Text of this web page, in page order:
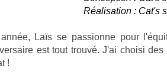
Réalisation : Cat's
Laïs se passionne pour
est tout trouvé. J'ai choisi
!